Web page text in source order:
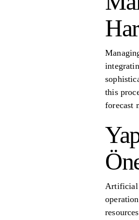
this
forecast
Artificial